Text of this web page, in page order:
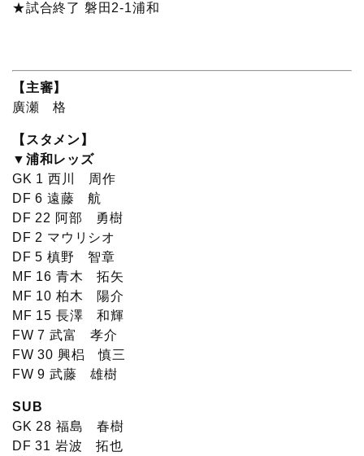
★試合終了 磐田2-1浦和
【主審】
廣瀬 格
【スタメン】
▼浦和レッズ
GK 1 西川 周作
DF 6 遠藤 航
DF 22 阿部 勇樹
DF 2 マウリシオ
DF 5 槙野 智章
MF 16 青木 拓矢
MF 10 柏木 陽介
MF 15 長澤 和輝
FW 7 武富 孝介
FW 30 興梠 慎三
FW 9 武藤 雄樹
SUB
GK 28 福島 春樹
DF 31 岩波 拓也